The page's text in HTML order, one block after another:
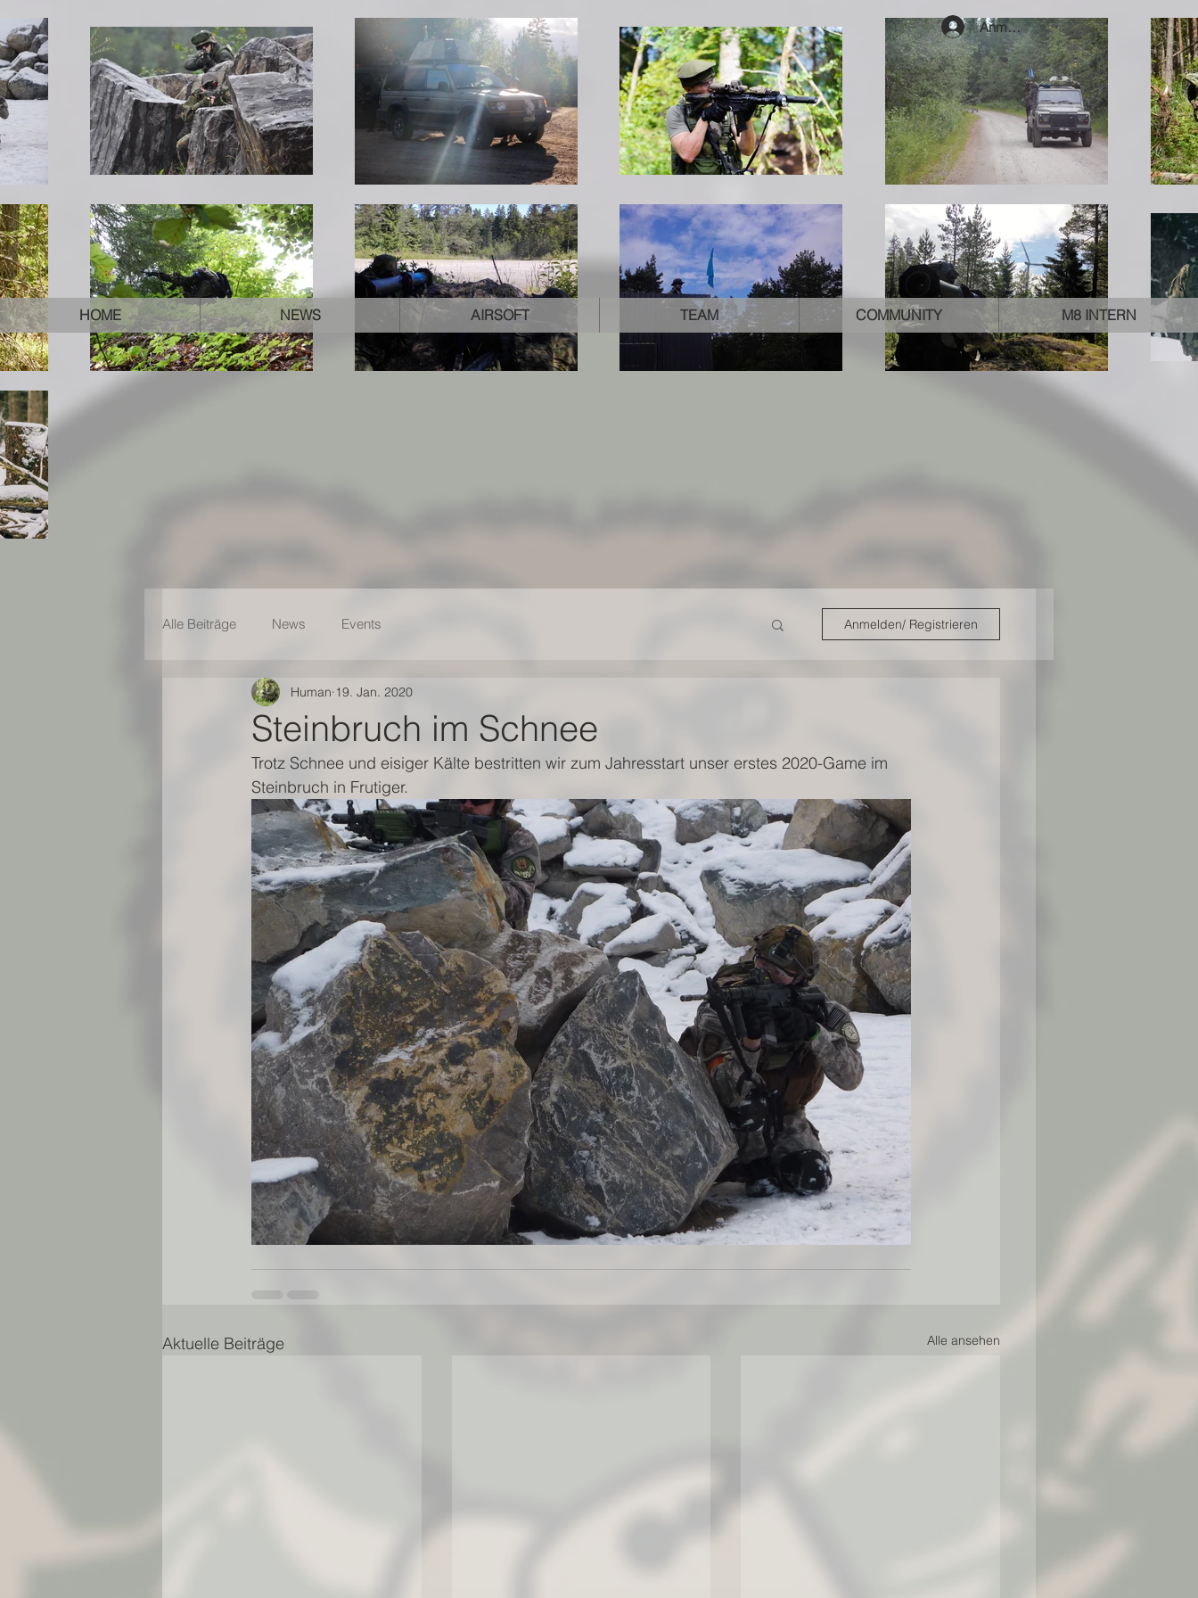
HOME NEWS AIRSOFT TEAM COMMUNITY M8 INTERN
Anmelden
Alle Beiträge News Events Anmelden/ Registrieren
Steinbruch im Schnee
Human 19. Jan. 2020
Trotz Schnee und eisiger Kälte bestritten wir zum Jahresstart unser erstes 2020-Game im
Steinbruch in Frutiger.
Aktuelle Beiträge Alle ansehen